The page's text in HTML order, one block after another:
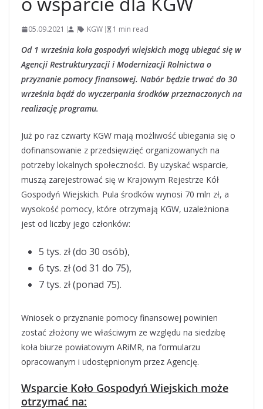
05.09.2021 KGW 1 min read
Od 1 września koła gospodyń wiejskich mogą ubiegać się w
Agencji Restrukturyzacji i Modernizacji Rolnictwa o
przyznanie pomocy finansowej. Nabór będzie trwać do 30
września bądź do wyczerpania środków przeznaczonych na
realizację programu.
Już po raz czwarty KGW mają możliwość ubiegania się o
dofinansowanie z przedsięwzięć organizowanych na
potrzeby lokalnych społeczności. By uzyskać wsparcie,
muszą zarejestrować się w Krajowym Rejestrze Kół
Gospodyń Wiejskich. Pula środków wynosi 70 mln zł, a
wysokość pomocy, które otrzymają KGW, uzależniona
jest od liczby jego członków:
5 tys. zł (do 30 osób),
6 tys. zł (od 31 do 75),
7 tys. zł (ponad 75).
Wniosek o przyznanie pomocy finansowej powinien
zostać złożony we właściwym ze względu na siedzibę
koła biurze powiatowym ARiMR, na formularzu
opracowanym i udostępnionym przez Agencję.
Wsparcie Koło Gospodyń Wiejskich może
otrzymać na: